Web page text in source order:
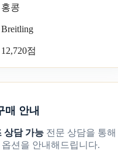
홍콩
Breitling
12,720점
안내
상담 가능 전문 상담을 통해
션을 안내해드립니다.